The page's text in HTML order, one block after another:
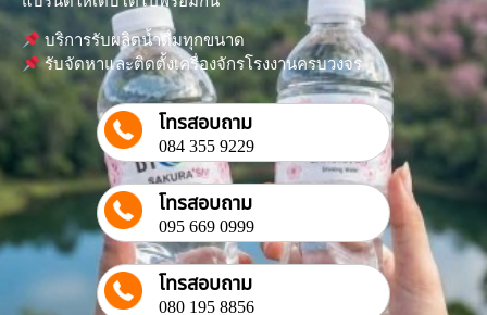
บริการรับผลิตน้ำดื่มทุกขนาด
รับจัดหาและติดตั้งเครื่องจักรโรงงานครบวงจร
โทรสอบถาม
084 355 9229
โทรสอบถาม
095 669 0999
โทรสอบถาม
080 195 8856